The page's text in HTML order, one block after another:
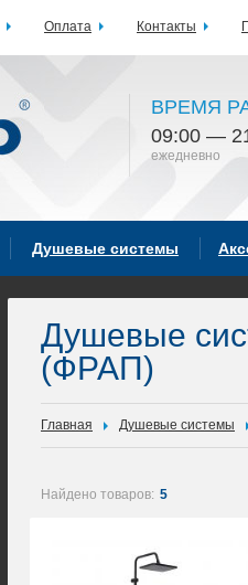
ВРЕМЯ
09:00 —
ежедневно
Душевые системы
Душевые
(ФРАП)
Главная Душевые системы
Найдено товаров: 5
Оплата Контакты